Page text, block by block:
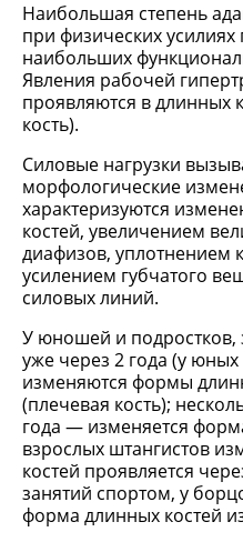
Наибольшая степень
при физических усилиях
наибольших
Явления рабочей
проявляются в длинных
кость).
Силовые нагрузки
морфологические
характеризуются
костей, увеличением
диафизов, уплотнением
усилением губчатого
силовых линий.
У юношей и
уже через 2 года (у
изменяются формы
(плечевая кость);
года — изменяется
взрослых штангистов
костей проявляется
занятий спортом, у
форма длинных костей